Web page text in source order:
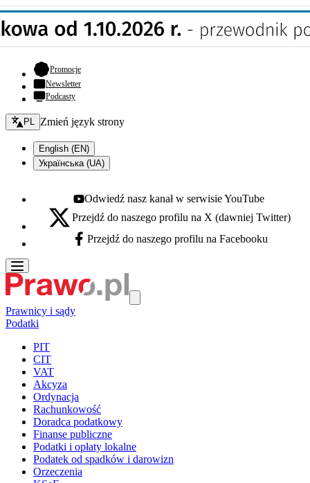
Promocje- otwiera się w nowej karcie
Newsletter
Podcasty
Zmień język - bieżący:
PL Zmień język strony
English (EN)
Українська (UA)
Youtube - otwiera się w nowej karcie
Odwiedź nasz kanał w serwisie YouTube
X - otwiera się w nowej karcie
Przejdź do naszego profilu na X (dawniej Twitter)
Facebook - otwiera się w nowej karcie
Przejdź do naszego profilu na Facebooku
Prawnicy i sądy
Podatki
PIT
CIT
VAT
Akcyza
Ordynacja
Rachunkowość
Doradca podatkowy
Finanse publiczne
Podatki i opłaty lokalne
Podatek od spadków i darowizn
Orzeczenia